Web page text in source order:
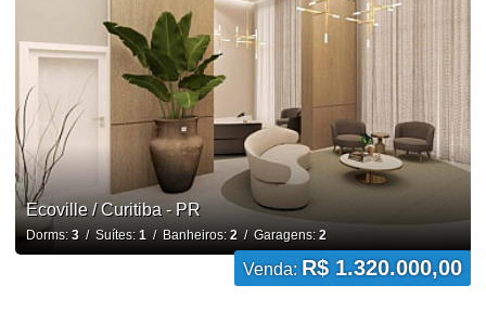
Ecoville / Curitiba - PR
Dorms: 3/ Suítes: 1 / Banheiros: 2/ Garagens: 2
Venda: R$ 1.320.000,00